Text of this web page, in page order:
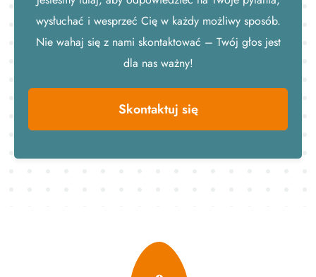
wysłuchać i wesprzeć Cię w każdy możliwy sposób.
Nie wahaj się z nami skontaktować – Twój głos jest
dla nas ważny!
Skontaktuj się